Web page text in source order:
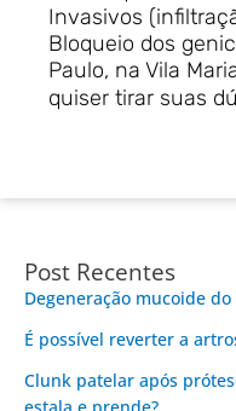
Invasivos
Bloqueio dos
Paulo, na Vila
quiser tirar suas
Post Recentes
Degeneração mucoide
É possível reverter a
Clunk patelar após
estala e prende?